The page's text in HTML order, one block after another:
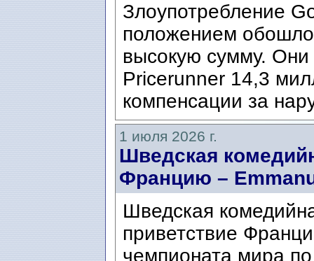
Злоупотребление
положением
высокую сумму. Они
Pricerunner 14,3
компенсации за
1 июля 2026 г.
Шведская
Францию ​​–
Шведская
приветствие
чемпионата мира